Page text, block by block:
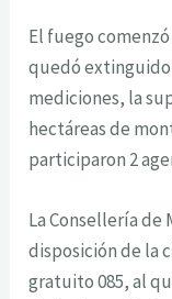
El fuego
quedó extinguido
mediciones, la
hectáreas de
participaron 2
La Consellería de
disposición de la
gratuito 085, al